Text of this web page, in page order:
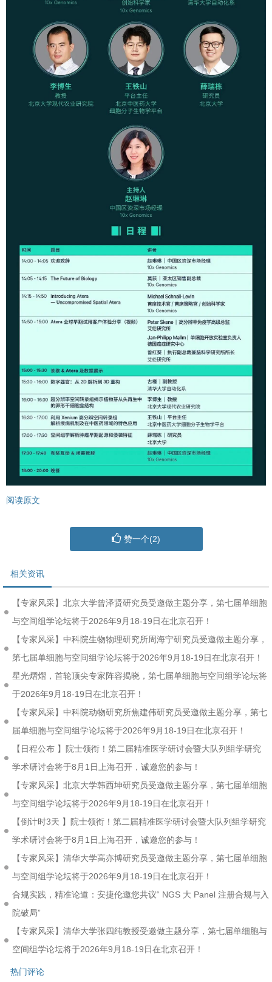
阅读原文
赞一个(2)
相关资讯
【专家风采】北京大学曾泽贤研究员受邀做主题分享，第七届单细胞
与空间组学论坛将于2026年9月18-19日在北京召开！
【专家风采】中科院生物物理研究所周海宁研究员受邀做主题分享，
第七届单细胞与空间组学论坛将于2026年9月18-19日在北京召开！
星光熠熠，首轮顶尖专家阵容揭晓，第七届单细胞与空间组学论坛将
于2026年9月18-19日在北京召开！
【专家风采】中科院动物研究所焦建伟研究员受邀做主题分享，第七
届单细胞与空间组学论坛将于2026年9月18-19日在北京召开！
【日程公布 】院士领衔！第二届精准医学研讨会暨大队列组学研究
学术研讨会将于8月1日上海召开，诚邀您的参与！
【专家风采】北京大学韩西坤研究员受邀做主题分享，第七届单细胞
与空间组学论坛将于2026年9月18-19日在北京召开！
【倒计时3天 】院士领衔！第二届精准医学研讨会暨大队列组学研究
学术研讨会将于8月1日上海召开，诚邀您的参与！
【专家风采】清华大学高亦博研究员受邀做主题分享，第七届单细胞
与空间组学论坛将于2026年9月18-19日在北京召开！
合规实践，精准论道：安捷伦邀您共议“ NGS 大 Panel 注册合规与入
院破局”
【专家风采】清华大学张四纯教授受邀做主题分享，第七届单细胞与
空间组学论坛将于2026年9月18-19日在北京召开！
热门评论